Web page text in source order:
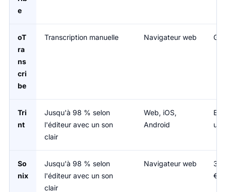
e
oT
ra
ns
cri
be
Transcription manuelle Navigateur web
Tri
nt
Jusqu'à 98 % selon
l'éditeur avec un son
clair
Web, iOS,
Android
So
nix
Jusqu'à 98 % selon
l'éditeur avec un son
clair
Navigateur web
30
€/